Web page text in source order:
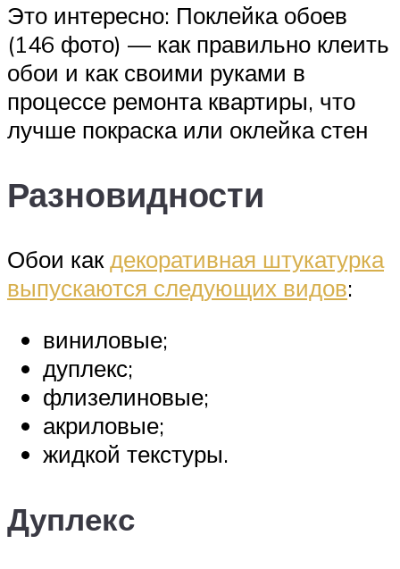
Это интересно: Поклейка обоев
(146 фото) — как правильно клеить
обои и как своими руками в
процессе ремонта квартиры, что
лучше покраска или оклейка стен
Разновидности
Обои какдекоративная штукатурка
выпускаются следующих видов:
виниловые;
дуплекс;
флизелиновые;
акриловые;
жидкой текстуры.
Дуплекс